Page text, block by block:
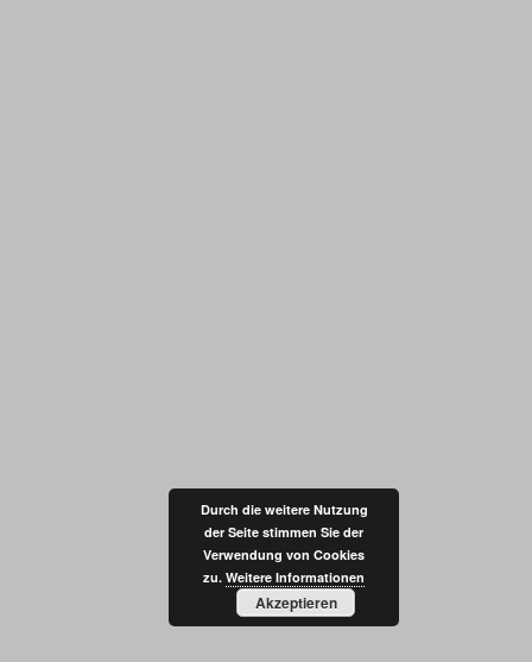
Durch die weitere Nutzung
der Seite stimmen Sie der
Verwendung von Cookies
zu. Weitere Informationen
Akzeptieren